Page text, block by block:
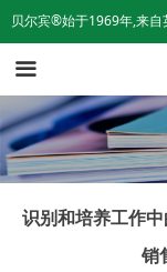
끀
首页
贝尔宾®团队角色
贝尔宾®测评报告
贝尔宾®授证课
内训与咨询
贝尔宾®始于1969年,来自
识别和培养工作
销